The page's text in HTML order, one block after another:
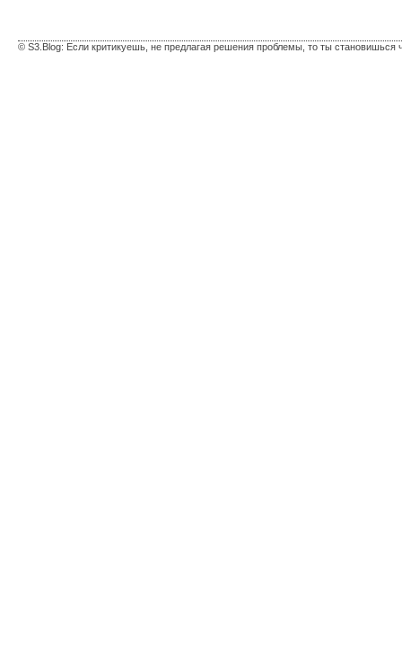
© S3.Blog: Если критикуешь, не предлагая решения проблемы, то ты становишься